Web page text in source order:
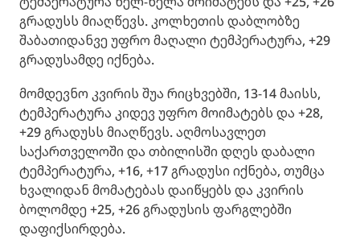
გრადუსს მიაღწევს. კოლხეთის დაბლობზე
შაბათიდანვე უფრო მაღალი ტემპერატურა, +29
გრადუსამდე იქნება.
მომდევნო კვირის შუა რიცხვებში, 13-14 მაისს,
ტემპერატურა კიდევ უფრო მოიმატებს და +28,
+29 გრადუსს მიაღწევს. ​აღმოსავლეთ
საქართველოში და თბილისში დღეს დაბალი
ტემპერატურა, +16, +17 გრადუსი იქნება, თუმცა
ხვალიდან მომატებას დაიწყებს და კვირის
ბოლომდე +25, +26 გრადუსის ფარგლებში
დაფიქსირდება.